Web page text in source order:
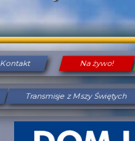
Kontakt Na żywo!
Transmisje z Mszy Świętych